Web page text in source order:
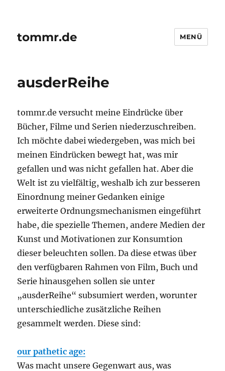
tommr.de MENÜ
ausderReihe
tommr.de versucht meine Eindrücke über
Bücher, Filme und Serien niederzuschreiben.
Ich möchte dabei wiedergeben, was mich bei
meinen Eindrücken bewegt hat, was mir
gefallen und was nicht gefallen hat. Aber die
Welt ist zu vielfältig, weshalb ich zur besseren
Einordnung meiner Gedanken einige
erweiterte Ordnungsmechanismen eingeführt
habe, die spezielle Themen, andere Medien der
Kunst und Motivationen zur Konsumtion
dieser beleuchten sollen. Da diese etwas über
den verfügbaren Rahmen von Film, Buch und
Serie hinausgehen sollen sie unter
„ausderReihe“ subsumiert werden, worunter
unterschiedliche zusätzliche Reihen
gesammelt werden. Diese sind:
our pathetic age:
Was macht unsere Gegenwart aus, was